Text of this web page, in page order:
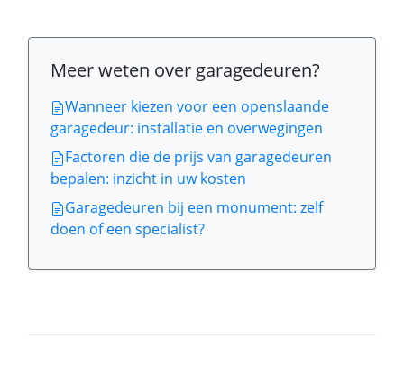
Meer weten over garagedeuren?
Wanneer kiezen voor een openslaande
garagedeur: installatie en overwegingen
Factoren die de prijs van garagedeuren
bepalen: inzicht in uw kosten
Garagedeuren bij een monument: zelf
doen of een specialist?